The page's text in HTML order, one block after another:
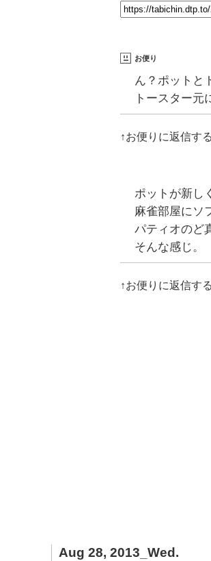
お便り
ん？ポットと
トースター元
↑お便りに返信す
ポットが新し
麻雀部屋にソ
パティオのど
そんな感じ。
↑お便りに返信す
Aug 28, 2013_Wed.